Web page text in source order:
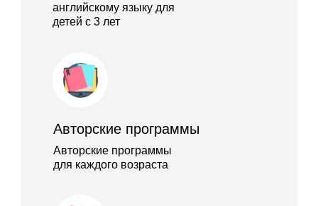
английскому языку для
детей с 3 лет
Авторские программы
для каждого возраста
Авторские программы